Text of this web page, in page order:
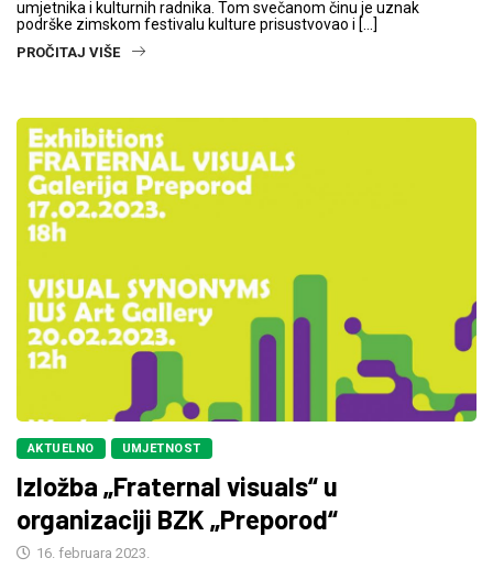
umjetnika i kulturnih radnika. Tom svečanom činu je uznak
podrške zimskom festivalu kulture prisustvovao i […]
PROČITAJ VIŠE
AKTUELNO UMJETNOST
Izložba „Fraternal visuals“ u
organizaciji BZK „Preporod“
16. februara 2023.